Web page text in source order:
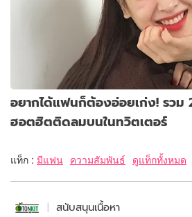
อยากได้แฟนก็ต้องอ่อยเก่ง! รว
ฮอตฮิตติดลมบนในทวิตเตอร์
แท็ก : มีแฟน ความสัมพันธ์ ดูแท็กทั้งหมด
สนับสนุนเนื้อหา